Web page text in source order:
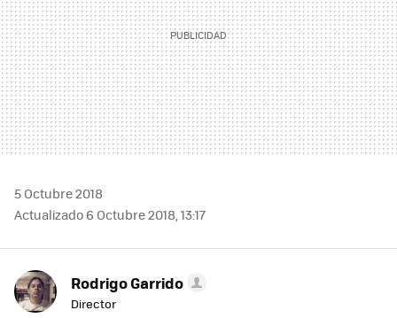
5 Octubre 2018
Actualizado 6 Octubre 2018, 13:17
Rodrigo Garrido
Director